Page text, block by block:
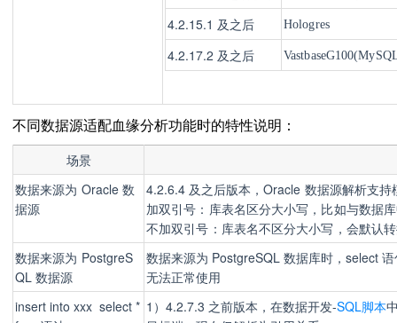
4.2.15.1 及之后 Hologres
4.2.17.2 及之后
不同数据源适配血缘分析功能时的特性说明：
场景
数据来源为 Oracle 数
据源
4.2.6.4 及之后版本，Oracle 数据源解析支
加双引号：库表名区分大小写，比如与数据
不加双引号：库表名不区分大小写，会默认
数据来源为 PostgreS
QL 数据源
数据来源为 PostgreSQL 数据库时，select
无法正常使用
insert into xxx select * 1）4.2.7.3 之前版本，在数据开发-SQL脚本